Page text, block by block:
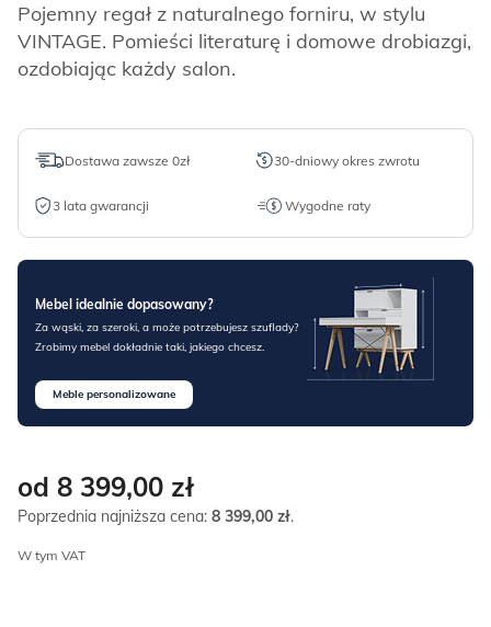
Pojemny regał z naturalnego forniru, w stylu
VINTAGE. Pomieści literaturę i domowe drobiazgi,
ozdobiając każdy salon.
Dostawa zawsze 0zł 30-dniowy okres zwrotu
3 lata gwarancji Wygodne raty
Mebel idealnie dopasowany?
Za wąski, za szeroki, a może potrzebujesz szuflady?
Zrobimy mebel dokładnie taki, jakiego chcesz.
Meble personalizowane
od 8 399,00 zł
Poprzednia najniższa cena: 8 399,00 zł.
W tym VAT